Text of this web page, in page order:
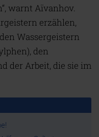
warnt Aïvanhov.
erzählen,
Wassergeistern
den
der Arbeit, die sie im